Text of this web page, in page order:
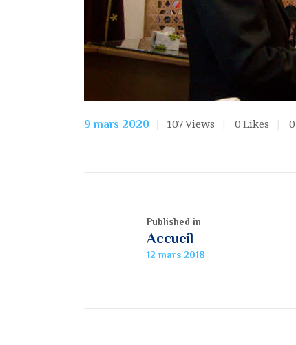
9 mars 2020 107Views 0 Likes 0
Published in
Accueil
12 mars 2018